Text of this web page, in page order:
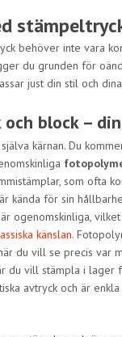
behöver inte vara
du grunden för
just din stil och
och block –
kärnan. Du
som ofta
kända för sin
ogenomskinliga,
känslan.
du vill se precis var
du vill stämpla i lager
avtryck och är